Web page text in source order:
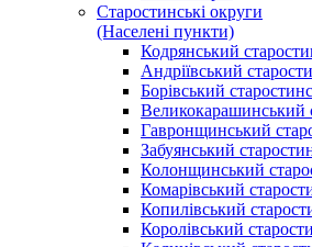
Старостинські округи
(Населені пункти)
Кодрянський
Андріївський
Борівський
Великокарашинський
Гавронщинський
Забуянський
Колонщинський
Комарівський
Копилівський
Королівський